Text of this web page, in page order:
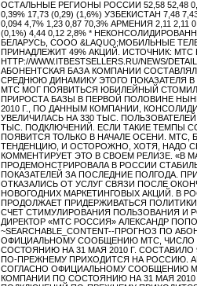
ОСТАЛЬНЫЕ РЕГИОНЫ РОССИИ 52,58 52,48
0,39% 17,73 (0,29) (1,6%) УЗБЕКИСТАН 7,48
0,094 4,7% 1,23 0,87 70,3% АРМЕНИЯ 2,11 2,11
(0,1%) 4,44 0,12 2,8% *
БЕЛАРУСЬ, СООО &LAQUO;МОБИЛЬНЫЕ
ПРИНАДЛЕЖИТ 49% АКЦИЙ. ИСТОЧНИК:
HTTP://WWW.ITBESTSELLERS.RU/NEWS/
АБОНЕНТСКАЯ БАЗА КОМПАНИИ
СРЕДНЮЮ ДИНАМИКУ ЭТОГО ПОКАЗАТЕЛЯ В
МТС МОГ ПОЯВИТЬСЯ ЮБИЛЕЙНЫЙ
ПРИРОСТА БАЗЫ В ПЕРВОЙ ПОЛОВИНЕ
2010 Г., ПО ДАННЫМ КОМПАНИИ,
УВЕЛИЧИЛАСЬ НА 330 ТЫС.
ТЫС. ПОДКЛЮЧЕНИЙ. ЕСЛИ ТАКИЕ ТЕМПЫ
ПОЯВИТСЯ ТОЛЬКО В НАЧАЛЕ ОСЕНИ.
ТЕНДЕНЦИЮ, И ОСТОРОЖНО, ХОТЯ, НАДО
КОММЕНТИРУЕТ ЭТО В СВОЕМ РЕЛИЗЕ. «В
ПРОДЕМОНСТРИРОВАЛА В РОССИИ
ПОКАЗАТЕЛЕЙ ЗА ПОСЛЕДНИЕ ПОЛГОДА.
ОТКАЗАЛИСЬ ОТ УСЛУГ СВЯЗИ ПОСЛЕ
НОВОГОДНИХ МАРКЕТИНГОВЫХ АКЦИЙ. В
ПРОДОЛЖАЕТ ПРИДЕРЖИВАТЬСЯ
СЧЕТ СТИМУЛИРОВАНИЯ ПОЛЬЗОВАНИЯ И
ДИРЕКТОР «МТС РОССИЯ» АЛЕКСАНДР
~SEARCHABLE_CONTENT--ПРОГНОЗ ПО
ОФИЦИАЛЬНОМУ СООБЩЕНИЮ МТС, ЧИСЛО
СОСТОЯНИЮ НА 31 МАЯ 2010 Г.
ПО-ПРЕЖНЕМУ ПРИХОДИТСЯ НА РОССИЮ.
СОГЛАСНО ОФИЦИАЛЬНОМУ СООБЩЕНИЮ
КОМПАНИИ ПО СОСТОЯНИЮ НА 31 МАЯ